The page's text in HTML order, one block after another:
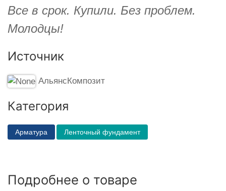
Все в срок. Купили. Без проблем.
Молодцы!
Источник
АльянсКомпозит
Категория
Арматура Ленточный фундамент
Подробнее о товаре